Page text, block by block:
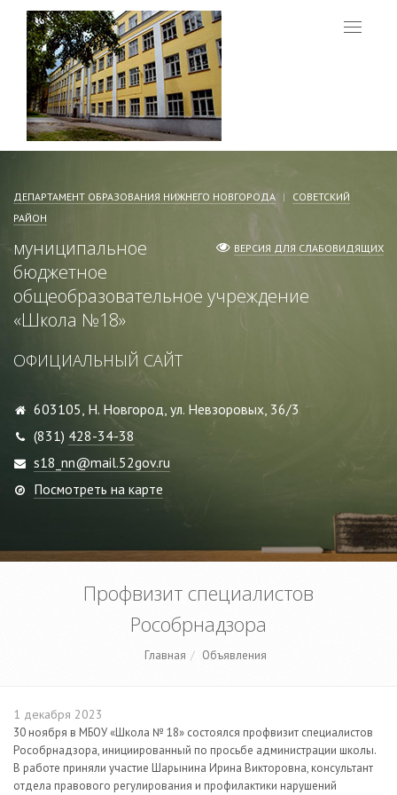
Меню
ДЕПАРТАМЕНТ ОБРАЗОВАНИЯ НИЖНЕГО НОВГОРОДА
СОВЕТСКИЙ
РАЙОН
ВЕРСИЯ ДЛЯ СЛАБОВИДЯЩИХ
муниципальное
бюджетное
общеобразовательное учреждение
«Школа №18»
ОФИЦИАЛЬНЫЙ САЙТ
603105, Н. Новгород, ул. Невзоровых, 36/3
(831) 428-34-38
s18_nn@mail.52gov.ru
Посмотреть на карте
Профвизит специалистов
Рособрнадзора
Главная Объявления
1 декабря 2023
30 ноября в МБОУ «Школа № 18» состоялся профвизит специалистов
Рособрнадзора, инициированный по просьбе администрации школы.
В работе приняли участие Шарынина Ирина Викторовна, консультант
отдела правового регулирования и профилактики нарушений